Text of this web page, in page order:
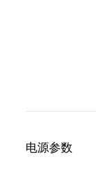
电源参数